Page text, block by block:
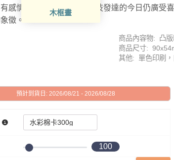
木框畫
感情的印刷呈現，即使科技發達的今日仍廣受
徵。
商品內容物: 凸版
商品尺寸:
其他: 單色印刷
預計到貨日: 2026/08/21 - 2026/08/28
100